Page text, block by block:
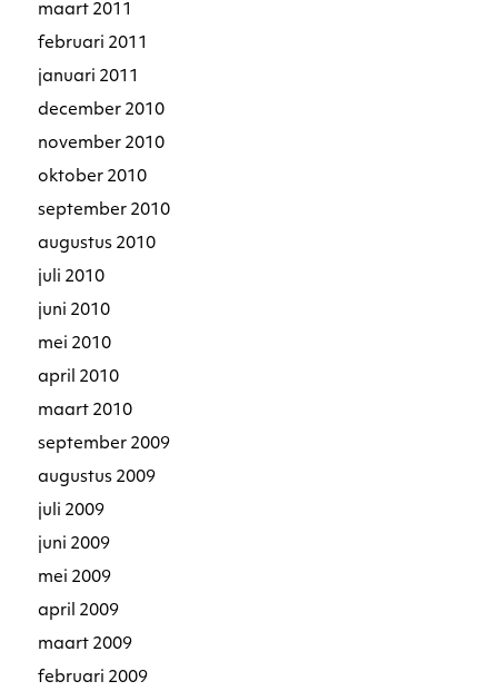
maart 2011
februari 2011
januari 2011
december 2010
november 2010
oktober 2010
september 2010
augustus 2010
juli 2010
juni 2010
mei 2010
april 2010
maart 2010
september 2009
augustus 2009
juli 2009
juni 2009
mei 2009
april 2009
maart 2009
februari 2009